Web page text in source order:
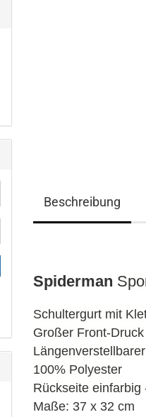
Beschreibung
Spiderman
Schultergurt mit
Großer Front-Druck
100% Polyester
Rückseite einfarbig
Maße: 37 x 32 cm